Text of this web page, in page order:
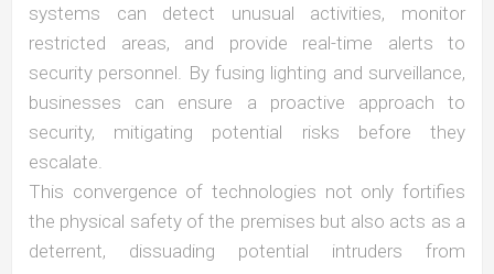
systems can detect unusual activities, monitor
restricted areas, and provide real-time alerts to
security personnel. By fusing lighting and surveillance,
businesses can ensure a proactive approach to
security, mitigating potential risks before they
escalate.
This convergence of technologies not only fortifies
the physical safety of the premises but also acts as a
deterrent, dissuading potential intruders from